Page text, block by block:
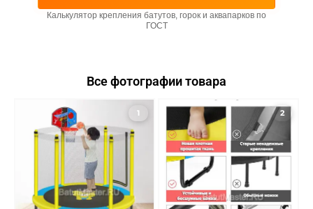
Калькулятор крепления батутов, горок и аквапарков по
ГОСТ
Все фотографии товара
1 2